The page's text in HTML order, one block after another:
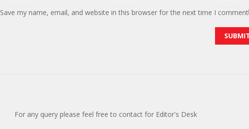
Save my name, email, and website in this browser for the next time I comment.
For any query please feel free to contact for Editor's Desk